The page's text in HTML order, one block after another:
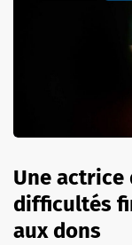
Une actrice
difficultés
aux dons